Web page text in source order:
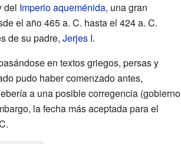
del Imperio aqueménida, una gran
el año 465 a. C. hasta el 424 a. C.
de su padre, Jerjes I.
en textos griegos, persas y
pudo haber comenzado antes,
a una posible corregencia (gobierno
la fecha más aceptada para el